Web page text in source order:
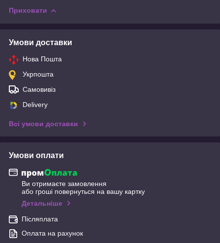
Приховати
Умови доставки
Нова Пошта
Укрпошта
Самовивіз
Delivery
Всі умови доставки
Умови оплати
Ви отримаєте замовлення
або гроші повернуться на вашу картку
Детальніше
Післяплата
Оплата на рахунок